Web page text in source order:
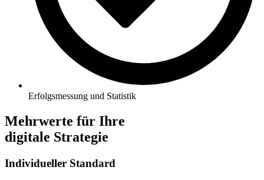
Erfolgsmessung und Statistik
Mehrwerte für Ihre
digitale Strategie
Individueller Standard